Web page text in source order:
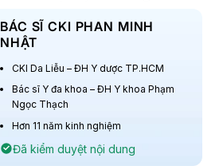
BÁC SĨ CKI PHAN MINH
NHẬT
CKI Da Liễu – ĐH Y dược TP.HCM
Bác sĩ Y đa khoa – ĐH Y khoa Phạm
Ngọc Thạch
Hơn 11 năm kinh nghiệm
Đã kiểm duyệt nội dung